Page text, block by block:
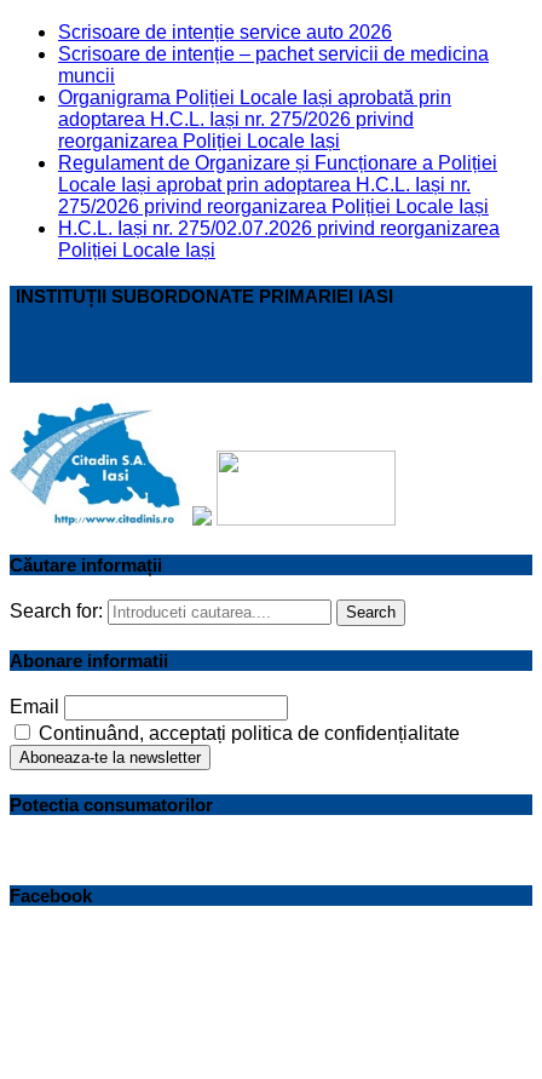
Scrisoare de intenție service auto 2026
Scrisoare de intenție – pachet servicii de medicina
muncii
Organigrama Poliției Locale Iași aprobată prin
adoptarea H.C.L. Iași nr. 275/2026 privind
reorganizarea Poliției Locale Iași
Regulament de Organizare și Funcționare a Poliției
Locale Iași aprobat prin adoptarea H.C.L. Iași nr.
275/2026 privind reorganizarea Poliției Locale Iași
H.C.L. Iași nr. 275/02.07.2026 privind reorganizarea
Poliției Locale Iași
INSTITUȚII SUBORDONATE PRIMARIEI IASI
Căutare informații
Search for: Search
Abonare informatii
Email
Continuând, acceptați politica de confidențialitate
Potectia consumatorilor
Facebook